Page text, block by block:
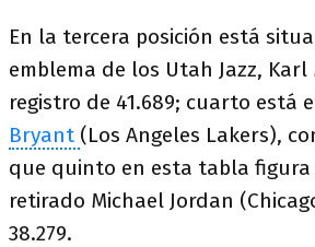
En la tercera posición está
emblema de los Utah Jazz,
registro de 41.689; cuarto está
Bryant (Los Angeles Lakers),
que quinto en esta tabla figura
retirado Michael Jordan
38.279.